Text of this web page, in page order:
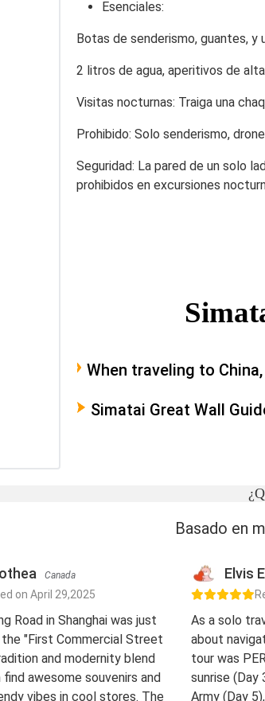
Esenciales:
Botas de senderismo, guantes, y
2 litros de agua, aperitivos de
Visitas nocturnas: Traiga una
Prohibido: Solo senderismo,
Seguridad: La pared de un solo
prohibidos en excursiones
When traveling to
Wall, you are not a hero
Simatai Great Wall
Basado en
Canada
on April 29,2025
Road in Shanghai was just
"First Commercial Street
and modernity blend
awesome souvenirs and
vibes in cool stores. The
Elvis
As a solo
about
tour was
sunrise
Army (Day